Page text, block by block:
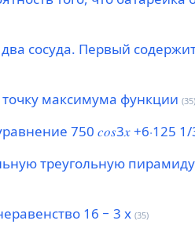
сосуда. Первый
максимума функции (35)
750 𝑐𝑜𝑠3𝑥 +6⋅125 1/
треугольную
16 − 3 x (35)